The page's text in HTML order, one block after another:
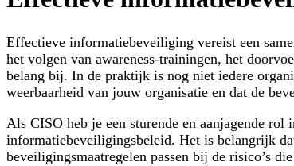
Effectieve informatiebeveiliging vereist een
het volgen van awareness-trainingen, het
belang bij. In de praktijk is nog niet iedere
weerbaarheid van jouw organisatie en dat de
Als CISO heb je een sturende en aanjagende
informatiebeveiligingsbeleid. Het is belangrijk
beveiligingsmaatregelen passen bij de risico’s